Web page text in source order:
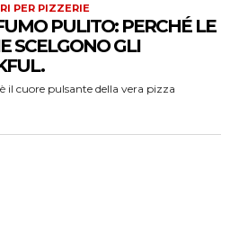
PER PIZZERIE
PULITO: PERCHÉ LE
SCELGONO GLI
il cuore pulsante della vera pizza